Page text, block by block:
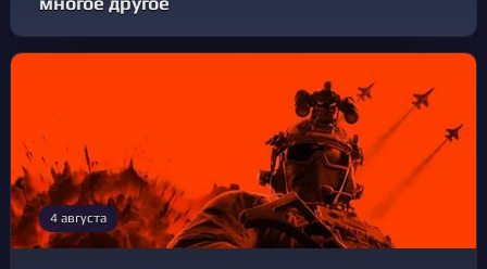
4 августа